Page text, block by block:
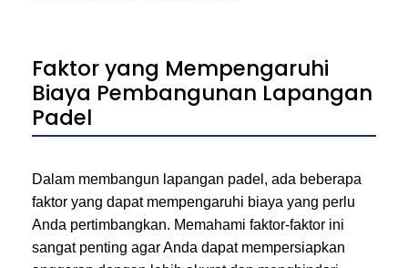
Faktor yang Mempengaruhi
Biaya Pembangunan Lapangan
Padel
Dalam membangun lapangan padel, ada beberapa
faktor yang dapat mempengaruhi biaya yang perlu
Anda pertimbangkan. Memahami faktor-faktor ini
sangat penting agar Anda dapat mempersiapkan